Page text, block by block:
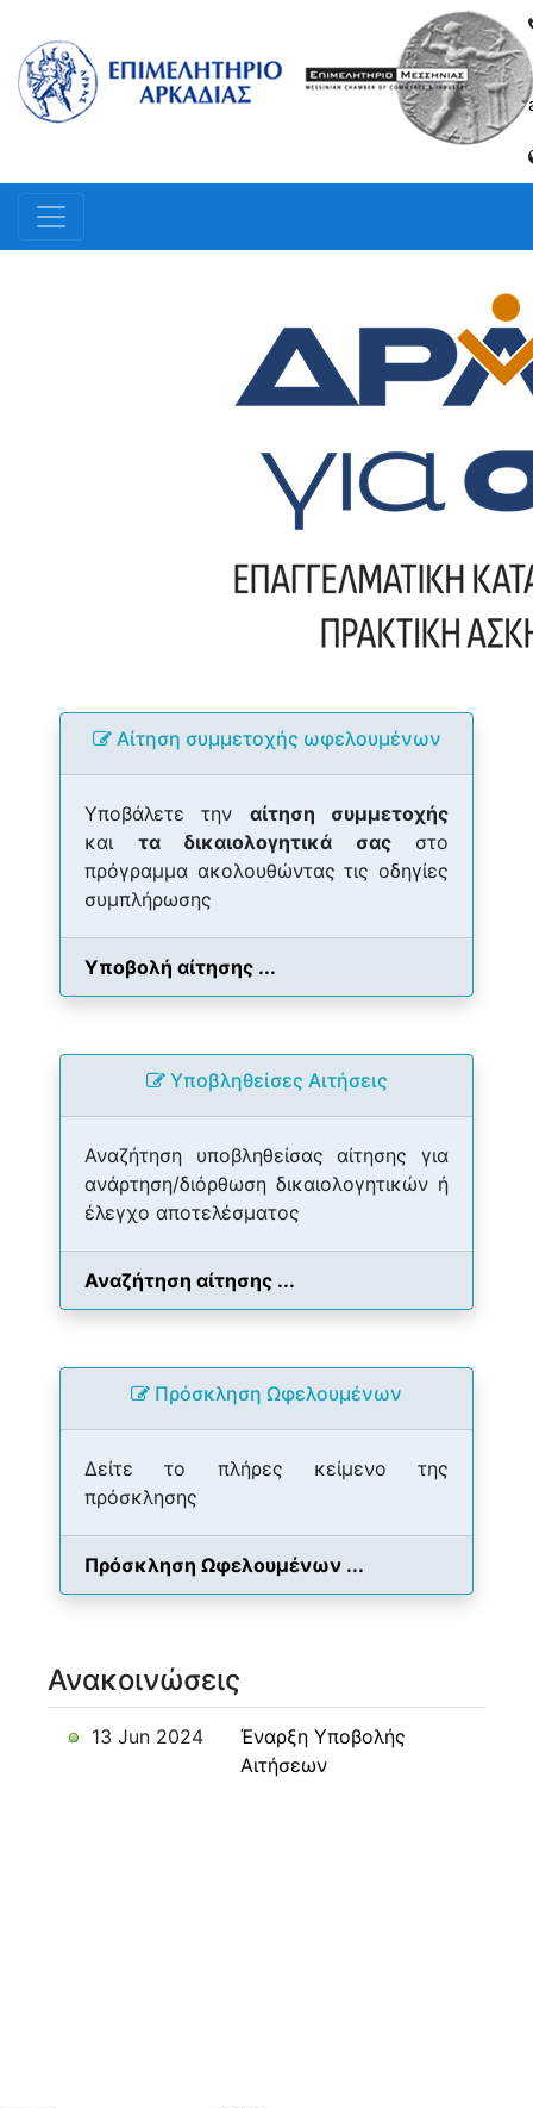
Αίτηση συμμετοχής ωφελουμένων
Υποβάλετε την αίτηση συμμετοχής
και τα δικαιολογητικά σαςστο
πρόγραμμα ακολουθώντας τις οδηγίες
συμπλήρωσης
Υποβολή αίτησης ...
Yποβληθείσες Αιτήσεις
Αναζήτηση υποβληθείσας αίτησης για
ανάρτηση/διόρθωση δικαιολογητικών ή
έλεγχο αποτελέσματος
Αναζήτηση αίτησης ...
Πρόσκληση Ωφελουμένων
Δείτε το πλήρες κείμενο της
πρόσκλησης
Πρόσκληση Ωφελουμένων ...
Ανακοινώσεις
13 Jun 2024
Έναρξη Υποβολής
Αιτήσεων